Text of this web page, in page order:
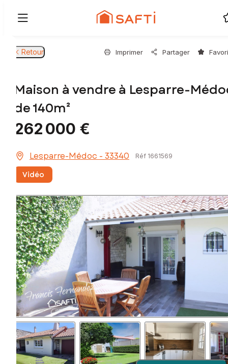
Retour Imprimer Partager
Maison à vendre à Lesparre-
de 140m²
262 000 €
Lesparre-Médoc - 33340 Réf 1661569
Vidéo